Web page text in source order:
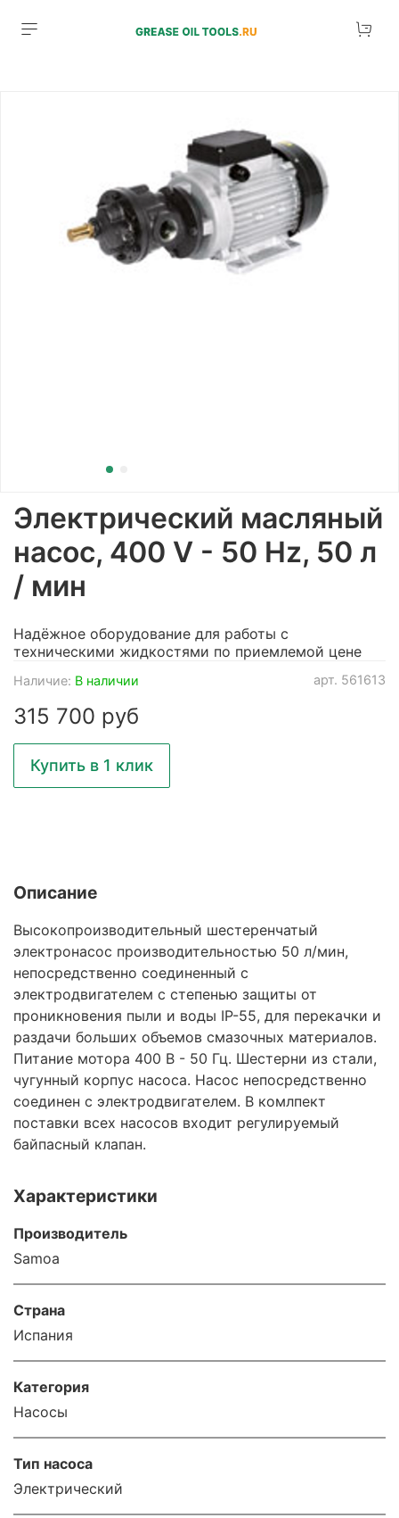
арт. 561613
Наличие: В наличии
Электрический масляный
насос, 400 V - 50 Hz, 50 л
/ мин
315 700 руб
Купить в 1 клик
Надёжное оборудование для работы с
техническими жидкостями по приемлемой цене
Описание
Высокопроизводительный шестеренчатый
электронасос производительностью 50 л/мин,
непосредственно соединенный с
электродвигателем с степенью защиты от
проникновения пыли и воды IP-55, для перекачки и
раздачи больших объемов смазочных материалов.
Питание мотора 400 В - 50 Гц. Шестерни из стали,
чугунный корпус насоса. Насос непосредственно
соединен с электродвигателем. В комлпект
поставки всех насосов входит регулируемый
байпасный клапан.
Характеристики
Производитель
Samoa
Страна
Испания
Категория
Насосы
Тип насоса
Электрический